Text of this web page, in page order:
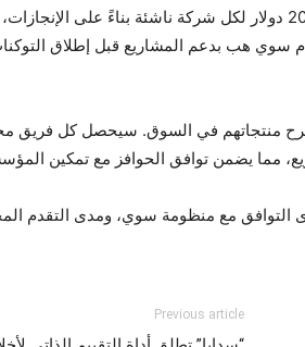
جديداً في تسريع الويب 3. من خلال التزام سوي هب بتقديم تمويل يصل إلى 200,000
سوي هب بدعم المشاريع قبل إطلاق
منتجاتهم في السوق. سيحصل كل فريق
يضمن توافق الحوافز مع تمكين
مع منظومة سوي، ومدى التقدم
Previous article